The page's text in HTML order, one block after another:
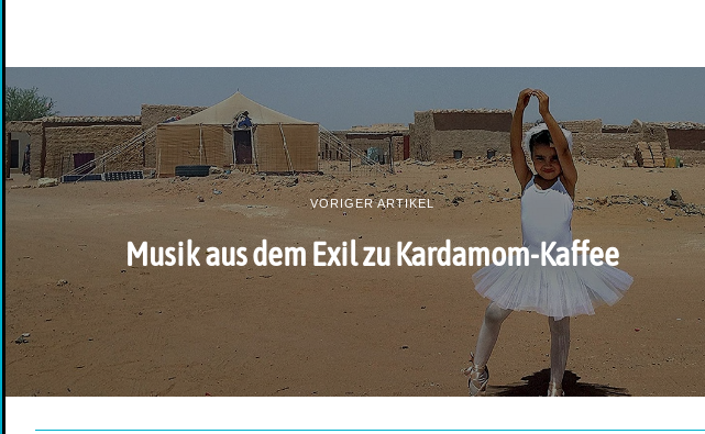
VORIGER ARTIKEL
Musik aus dem Exil zu Kardamom-Kaffee